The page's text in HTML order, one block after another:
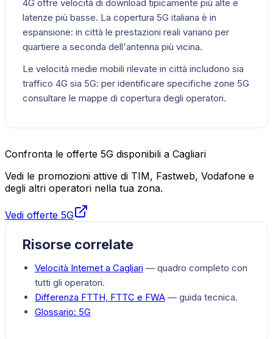
4G offre velocità di download tipicamente più alte e
latenze più basse. La copertura 5G italiana è in
espansione: in città le prestazioni reali variano per
quartiere a seconda dell'antenna più vicina.
Le velocità medie mobili rilevate in città includono sia
traffico 4G sia 5G: per identificare specifiche zone 5G
consultare le mappe di copertura degli operatori.
Confronta le offerte 5G disponibili a Cagliari
Vedi le promozioni attive di TIM, Fastweb, Vodafone e
degli altri operatori nella tua zona.
Vedi offerte 5G
Risorse correlate
Velocità Internet a Cagliari — quadro completo con
tutti gli operatori.
Differenza FTTH, FTTC e FWA — guida tecnica.
Glossario: 5G